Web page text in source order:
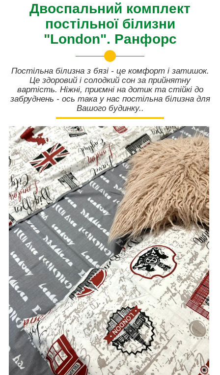
Двоспальний комплект
постільної білизни
"London". Ранфорс
Постільна білизна з бязі - це комфорт і затишок.
Це здоровий і солодкий сон за прийнятну
вартість. Ніжні, приємні на дотик та стійкі до
забруднень - ось така у нас постільна білизна для
Вашого будинку..